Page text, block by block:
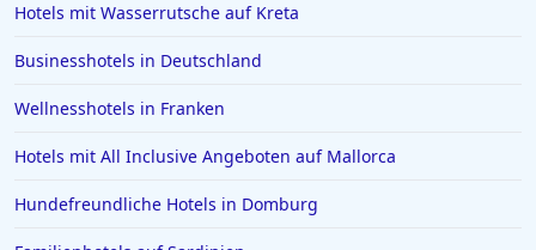
Hotels mit Wasserrutsche auf Kreta
Businesshotels in Deutschland
Wellnesshotels in Franken
Hotels mit All Inclusive Angeboten auf Mallorca
Hundefreundliche Hotels in Domburg